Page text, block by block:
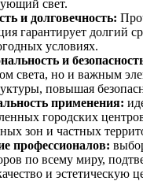
свет.
и долговечность:
гарантирует долгий
условиях.
и
света, но и важным
повышая
применения:
городских
зон и частных
профессионалов:
по всему миру,
и эстетическую